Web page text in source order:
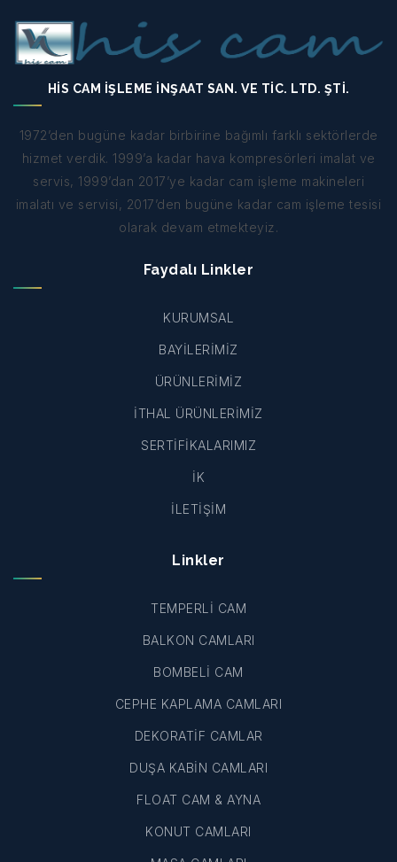
HİS CAM İŞLEME İNŞAAT SAN. VE TİC. LTD. ŞTİ.
1972’den bugüne kadar birbirine bağımlı farklı sektörlerde
hizmet verdik. 1999’a kadar hava kompresörleri imalat ve
servis, 1999’dan 2017’ye kadar cam işleme makineleri
imalatı ve servisi, 2017’den bugüne kadar cam işleme tesisi
olarak devam etmekteyiz.
Faydalı Linkler
KURUMSAL
BAYİLERİMİZ
ÜRÜNLERİMİZ
İTHAL ÜRÜNLERİMİZ
SERTİFİKALARIMIZ
İK
İLETİŞİM
Linkler
TEMPERLİ CAM
BALKON CAMLARI
BOMBELİ CAM
CEPHE KAPLAMA CAMLARI
DEKORATİF CAMLAR
DUŞA KABİN CAMLARI
FLOAT CAM & AYNA
KONUT CAMLARI